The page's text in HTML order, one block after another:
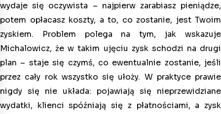
wydaje się oczywista – najpierw zarabiasz pieniądze,
potem opłacasz koszty, a to, co zostanie, jest Twoim
zyskiem. Problem polega na tym, jak wskazuje
Michalowicz, że w takim ujęciu zysk schodzi na drugi
plan – staje się czymś, co ewentualnie zostanie, jeśli
przez cały rok wszystko się ułoży. W praktyce prawie
nigdy się nie układa: pojawiają się nieprzewidziane
wydatki, klienci spóźniają się z płatnościami, a zysk